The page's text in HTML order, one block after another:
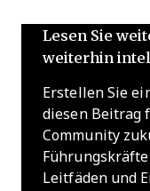
Lesen Sie
weiterhin
Erstellen Sie
diesen Beitrag
Community
Leitfäden und